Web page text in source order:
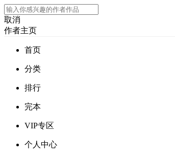
取消
作者主页
首页
分类
排行
完本
VIP专区
个人中心